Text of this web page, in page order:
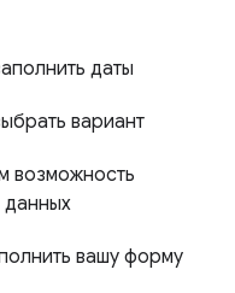
даты
вариант
возможность
данных
вашу форму